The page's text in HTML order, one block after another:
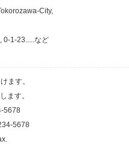
City,
1-23.....など
ます。
ます。
5678
5678